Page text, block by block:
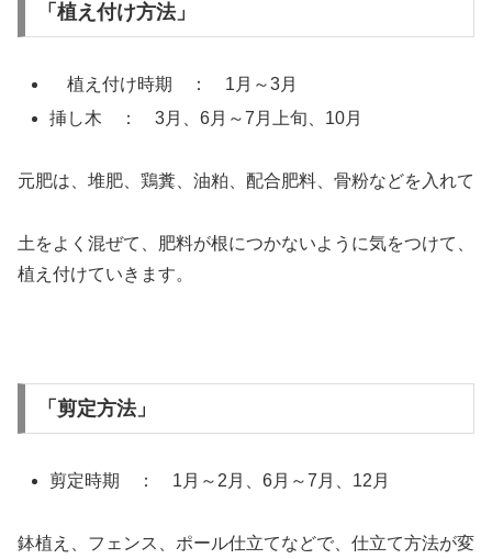
「植え付け方法」
植え付け時期 ： 1月～3月
挿し木 ： 3月、6月～7月上旬、10月
元肥は、堆肥、鶏糞、油粕、配合肥料、骨粉などを入れて
土をよく混ぜて、肥料が根につかないように気をつけて、
植え付けていきます。
「剪定方法」
剪定時期 ： 1月～2月、6月～7月、12月
鉢植え、フェンス、ポール仕立てなどで、仕立て方法が変